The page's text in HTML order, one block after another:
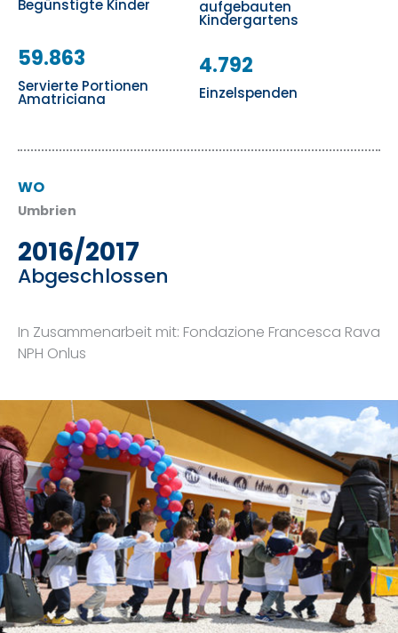
Begünstigte Kinder aufgebauten
Kindergartens
59.863
Servierte Portionen
Amatriciana
4.792
Einzelspenden
WO
Umbrien
2016/2017
Abgeschlossen
In Zusammenarbeit mit: Fondazione Francesca Rava
NPH Onlus